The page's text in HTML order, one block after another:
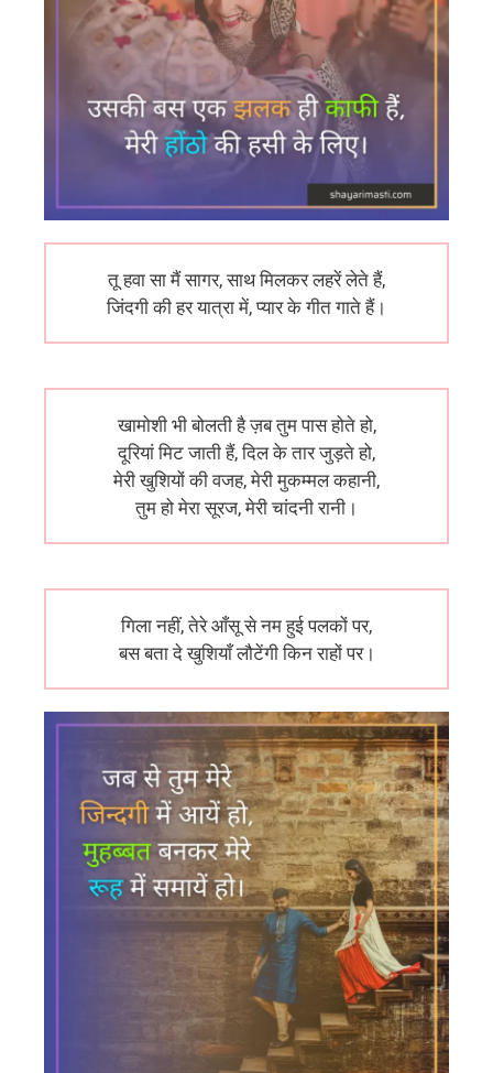
तू हवा सा मैं सागर, साथ मिलकर लहरें लेते हैं,
जिंदगी की हर यात्रा में, प्यार के गीत गाते हैं।
खामोशी भी बोलती है ज़ब तुम पास होते हो,
दूरियां मिट जाती हैं, दिल के तार जुड़ते हो,
मेरी खुशियों की वजह, मेरी मुकम्मल कहानी,
तुम हो मेरा सूरज, मेरी चांदनी रानी।
गिला नहीं, तेरे आँसू से नम हुई पलकों पर,
बस बता दे खुशियाँ लौटेंगी किन राहों पर।